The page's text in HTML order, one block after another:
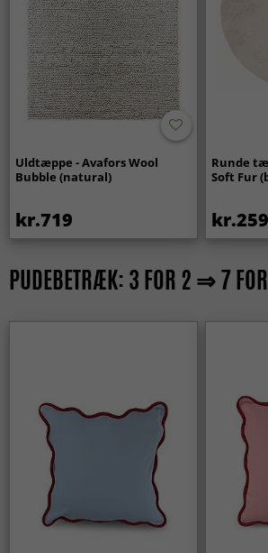
Uldtæppe - Avafors Wool
Bubble (natural)
kr.719
Runde
Soft Fur
kr.259
PUDEBETRÆK: 3 FOR 2 ⇒ 7